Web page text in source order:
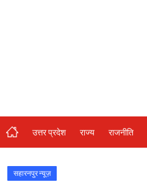
विशेष स्टोरी
अजब गजब
कृषि
उत्तर प्रदेश राज्य राजनीति
सहारनपुर न्यूज़